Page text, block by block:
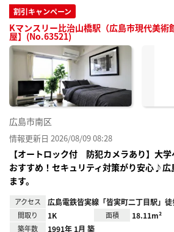
割引キャンペーン
Kマンスリー比治山橋駅（広島市現代美術
屋】(No.63521)
広島市南区
情報更新日 2026/08/09 08:28
【オートロック付 防犯カメラあり】大
おすすめ！セキュリティ対策がり安心♪広
ます。
アクセス 広島電鉄皆実線「皆実町二丁目駅」
間取り 1K 面積 18.11m²
築年数 1991年 1月 築